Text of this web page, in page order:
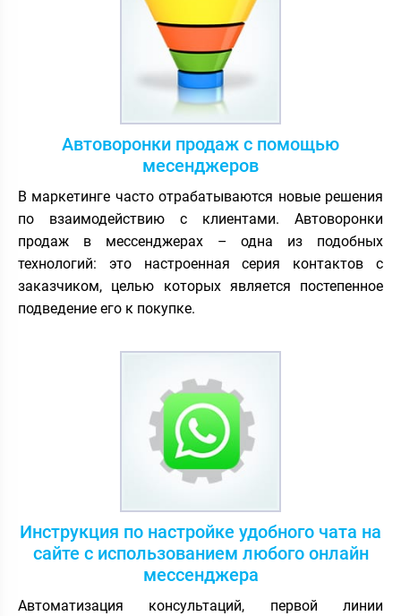
Автоворонки продаж с помощью
месенджеров
В маркетинге часто отрабатываются новые решения
по взаимодействию с клиентами. Автоворонки
продаж в мессенджерах – одна из подобных
технологий: это настроенная серия контактов с
заказчиком, целью которых является постепенное
подведение его к покупке.
Инструкция по настройке удобного чата на
сайте с использованием любого онлайн
мессенджера
Автоматизация консультаций, первой линии